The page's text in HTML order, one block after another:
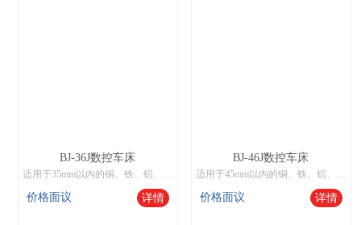
BJ-36J数控车床
适用于35mm以内的铜、铁、铝、不绣钢棒料批量化生产，和50mm以内开料或锻打件粒料自动送料批量生产，也可装液压卡盘实现250mm以内零件单件或机械手送料生产。
价格面议 详情
BJ-46J数控车床
适用于45mm以内的铜、铁、铝、不绣钢棒料批量化生产，和60mm以内开料或锻打件粒料自动送料批量生产，也可装液压卡盘实现350mm以内零件单件或机械手送料生产。
价格面议 详情